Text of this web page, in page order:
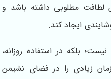
مطلوبی داشته باشد و
ایجاد کند.
بلکه در استفاده روزانه،
زیادی را در فضای نشیمن